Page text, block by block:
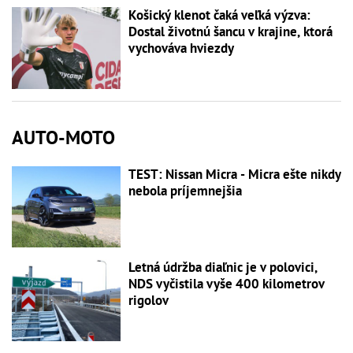
Košický klenot čaká veľká výzva:
Dostal životnú šancu v krajine, ktorá
vychováva hviezdy
AUTO-MOTO
TEST: Nissan Micra - Micra ešte nikdy
nebola príjemnejšia
Letná údržba diaľnic je v polovici,
NDS vyčistila vyše 400 kilometrov
rigolov